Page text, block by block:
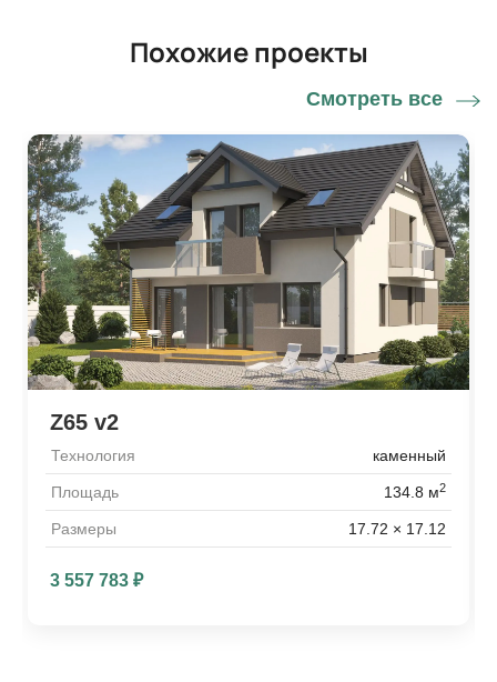
Похожие проекты
Смотреть все
Z65 v2
Технология каменный
Площадь 134.8 м2
Размеры 17.72 × 17.12
3 557 783₽